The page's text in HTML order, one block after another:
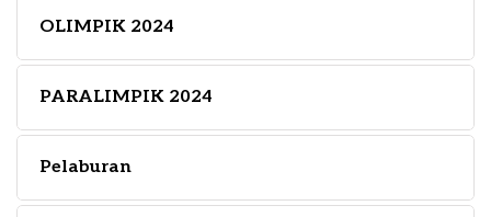
OLIMPIK 2024
PARALIMPIK 2024
Pelaburan